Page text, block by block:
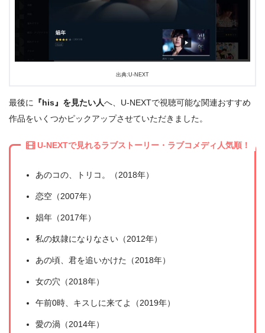
＼＼31日間無料!!お試し解約もOK／／
今すぐ無料でU-NEXTで見る
出典:U-NEXT
最後に 『his』を見たい人へ、U-NEXTで視聴可能な関連おすすめ
作品をいくつかピックアップさせていただきました。
U-NEXTで見れるラブストーリー・ラブコメディ人気順！
あのコの、トリコ。（2018年）
恋空（2007年）
娼年（2017年）
私の奴隷になりなさい（2012年）
あの頃、君を追いかけた（2018年）
女の穴（2018年）
午前0時、キスしに来てよ（2019年）
愛の渦（2014年）